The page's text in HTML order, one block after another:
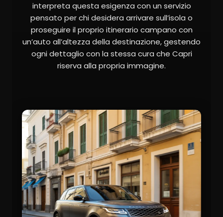
interpreta questa esigenza con un servizio
pensato per chi desidera arrivare sull’isola o
proseguire il proprio itinerario campano con
un’auto all’altezza della destinazione, gestendo
ogni dettaglio con la stessa cura che Capri
riserva alla propria immagine.